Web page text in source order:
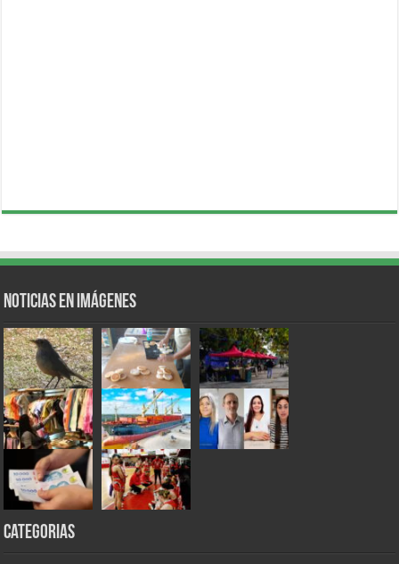
Noticias en Imágenes
Categorias